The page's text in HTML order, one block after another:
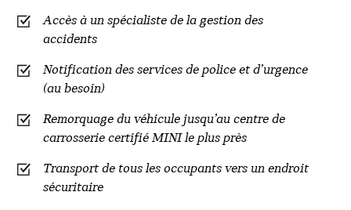
Accès à un spécialiste de la gestion des
accidents
Notification des services de police et d’urgence
(au besoin)
Remorquage du véhicule jusqu’au centre de
carrosserie certifié MINI le plus près
Transport de tous les occupants vers un endroit
sécuritaire